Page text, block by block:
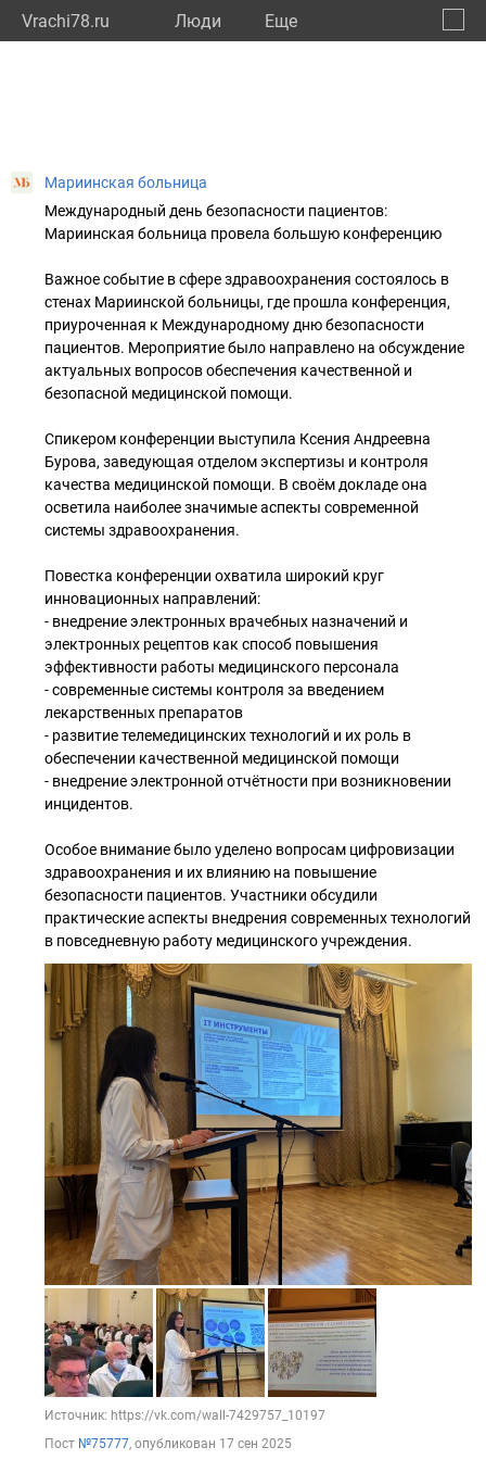
Vrachi78.ru Люди Eще
Мариинская больница
Международный день безопасности пациентов:
Мариинская больница провела большую конференцию
Важное событие в сфере здравоохранения состоялось в
стенах Мариинской больницы, где прошла конференция,
приуроченная к Международному дню безопасности
пациентов. Мероприятие было направлено на обсуждение
актуальных вопросов обеспечения качественной и
безопасной медицинской помощи.
Спикером конференции выступила Ксения Андреевна
Бурова, заведующая отделом экспертизы и контроля
качества медицинской помощи. В своём докладе она
осветила наиболее значимые аспекты современной
системы здравоохранения.
Повестка конференции охватила широкий круг
инновационных направлений:
- внедрение электронных врачебных назначений и
электронных рецептов как способ повышения
эффективности работы медицинского персонала
- современные системы контроля за введением
лекарственных препаратов
- развитие телемедицинских технологий и их роль в
обеспечении качественной медицинской помощи
- внедрение электронной отчётности при возникновении
инцидентов.
Особое внимание было уделено вопросам цифровизации
здравоохранения и их влиянию на повышение
безопасности пациентов. Участники обсудили
практические аспекты внедрения современных технологий
в повседневную работу медицинского учреждения.
Источник: https://vk.com/wall-7429757_10197
Пост №75777, опубликован 17 сен 2025